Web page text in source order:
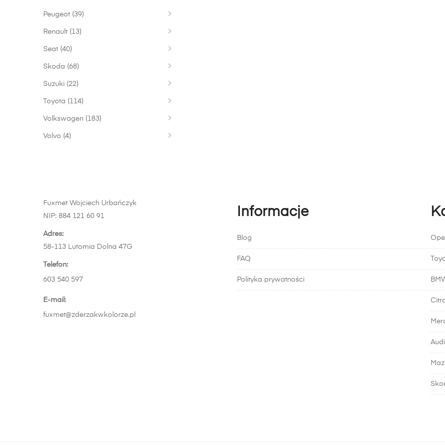
Peugeot (39)
Renault (13)
Seat (40)
Skoda (68)
Suzuki (22)
Toyota (114)
Volkswagen (183)
Volvo (4)
Fuxmet Wojciech Urbańczyk
NIP: 884 121 60 91
Adres:
58-113 Lutomia Dolna 47G
Telefon:
603 540 597
E-mail:
fuxmet@zderzakwkolorze.pl
Informacje
Blog
FAQ
Polityka prywatności
Opel
Audi